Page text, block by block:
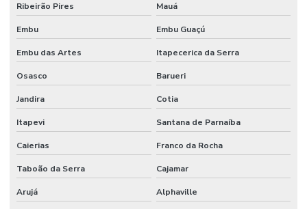
Ribeirão Pires Mauá
Embu Embu Guaçú
Embu das Artes Itapecerica da Serra
Osasco Barueri
Jandira Cotia
Itapevi Santana de Parnaíba
Caierias Franco da Rocha
Taboão da Serra Cajamar
Arujá Alphaville